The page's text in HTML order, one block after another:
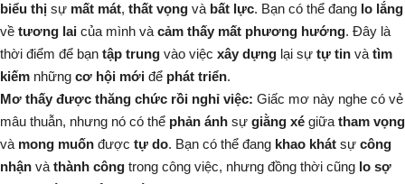
biểu thị sự mất mát, thất vọng và bất lực. Bạn có thể đang lo lắng
về tương lai của mình và cảm thấy mất phương hướng. Đây là
thời điểm để bạn tập trung vào việc xây dựng lại sự tự tin và tìm
kiếm những cơ hội mới để phát triển.
Mơ thấy được thăng chức rồi nghỉ việc: Giấc mơ này nghe có vẻ
mâu thuẫn, nhưng nó có thể phản ánh sự giằng xé giữa tham vọng
và mong muốn được tự do. Bạn có thể đang khao khát sự công
nhận và thành công trong công việc, nhưng đồng thời cũng lo sợ